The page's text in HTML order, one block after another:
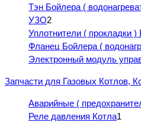
Тэн Бойлера (
УЗО2
Уплотнители ( прокладки )
Фланец Бойлера (
Электронный модуль
Запчасти для Газовых Котлов,
Аварийные (
Реле давления Котла1